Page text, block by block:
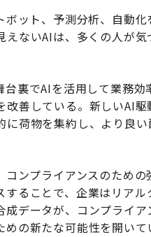
ット、予測分析、自動
ないAIは、多くの人が
裏でAIを活用して業務効
善している。新しいAI
荷物を集約し、より良い
ンプライアンスのための
ることで、企業はリア
データが、コンプライ
の新たな可能性を開いて